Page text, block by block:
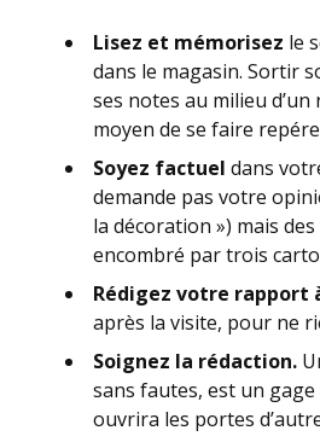
Lisez et mémorisez le
dans le magasin. Sortir
ses notes au milieu
moyen de se faire
Soyez factuel dans
demande pas votre
la décoration ») mais
encombré par trois
Rédigez votre rapport
après la visite, pour ne
Soignez la rédaction.
sans fautes, est un
ouvrira les portes